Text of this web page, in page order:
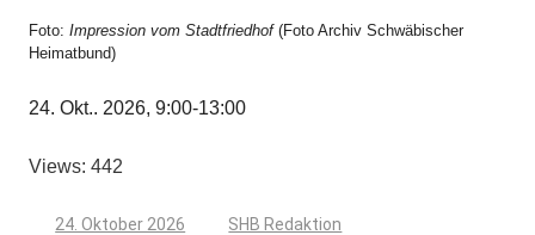
Foto: Impression vom Stadtfriedhof(Foto Archiv Schwäbischer
Heimatbund)
24. Okt.. 2026, 9:00-13:00
Views: 442
24. Oktober 2026 SHB Redaktion